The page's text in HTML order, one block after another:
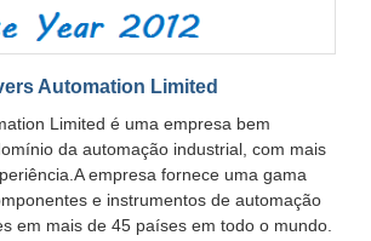
Automation Limited
Limited é uma empresa bem
da automação industrial, com mais
empresa fornece uma gama
e instrumentos de automação
em mais de 45 países em todo o mundo.